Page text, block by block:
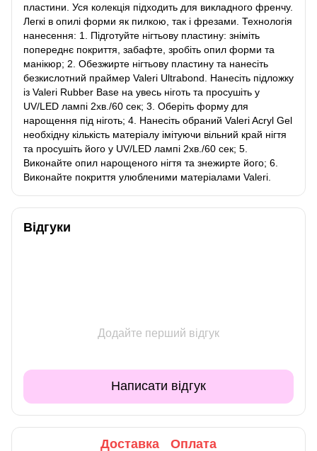
пластини. Уся колекція підходить для викладного френчу.
Легкі в опилі форми як пилкою, так і фрезами. Технологія
нанесення: 1. Підготуйте нігтьову пластину: зніміть
попереднє покриття, забафте, зробіть опил форми та
манікюр; 2. Обезжирте нігтьову пластину та нанесіть
безкислотний праймер Valeri Ultrabond. Нанесіть підложку
із Valeri Rubber Base на увесь ніготь та просушіть у
UV/LED лампі 2хв./60 сек; 3. Оберіть форму для
нарощення під ніготь; 4. Нанесіть обраний Valeri Acryl Gel
необхідну кількість матеріалу імітуючи вільний край нігтя
та просушіть його у UV/LED лампі 2хв./60 сек; 5.
Виконайте опил нарощеного нігтя та знежирте його; 6.
Виконайте покриття улюбленими матеріалами Valeri.
Відгуки
Додайте перший відгук
Написати відгук
Доставка Оплата